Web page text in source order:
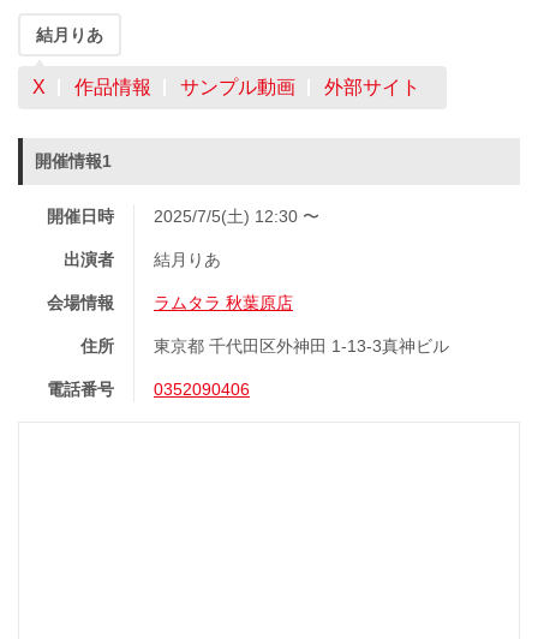
結月りあ
X 作品情報 サンプル動画 外部サイト
開催情報1
開催日時 2025/7/5(土) 12:30 〜
出演者 結月りあ
会場情報 ラムタラ 秋葉原店
住所 東京都 千代田区外神田 1-13-3真神ビル
電話番号 0352090406